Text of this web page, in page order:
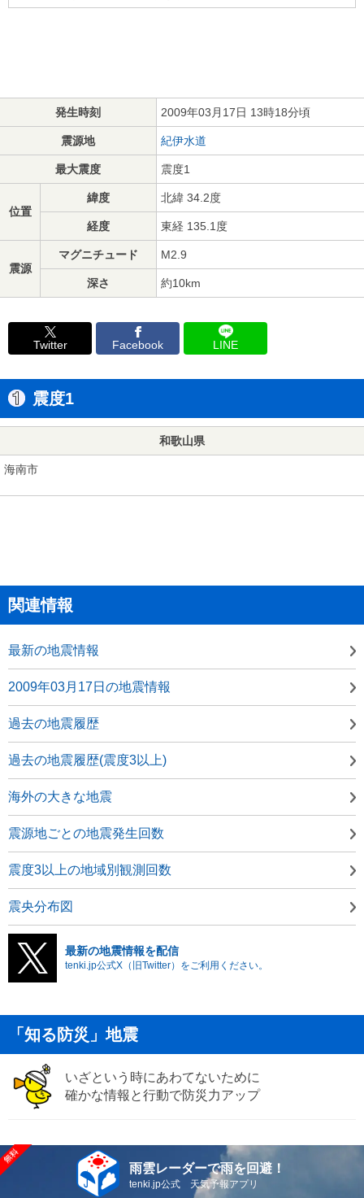
発生時刻 2009年03月17日 13時18分頃
震源地 紀伊水道
最大震度 震度1
位置
緯度 北緯 34.2度
経度 東経 135.1度
震源
マグニチュード M2.9
深さ 約10km
Twitter Facebook LINE
震度1
和歌山県
海南市
関連情報
最新の地震情報
2009年03月17日の地震情報
過去の地震履歴
過去の地震履歴(震度3以上)
海外の大きな地震
震源地ごとの地震発生回数
震度3以上の地域別観測回数
震央分布図
最新の地震情報を配信
tenki.jp公式X（旧Twitter）をご利用ください。
「知る防災」地震
いざという時にあわてないために
確かな情報と行動で防災力アップ
雨雲レーダーで雨を回避！
tenki.jp公式 天気予報アプリ